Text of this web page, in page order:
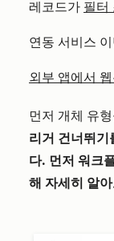
레코드가 필터
연동 서비스
외부 앱에서
먼저 개체 유
리거 건너뛰기
다. 먼저 워크
해 자세히 알